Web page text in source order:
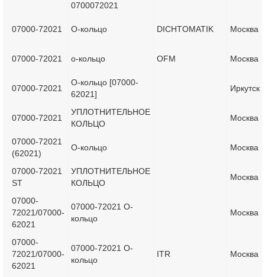
0700072021
07000-72021 О-кольцо DICHTOMATIK Москва
07000-72021 о-кольцо OFM Москва
07000-72021
О-кольцо [07000-
62021]
Иркутск
07000-72021
УПЛОТНИТЕЛЬНОЕ
КОЛЬЦО
Москва
07000-72021
(62021)
О-кольцо Москва
07000-72021
ST
УПЛОТНИТЕЛЬНОЕ
КОЛЬЦО
Москва
07000-
72021/07000-
62021
07000-72021 О-
кольцо
Москва
07000-
72021/07000-
62021
07000-72021 О-
кольцо
ITR Москва